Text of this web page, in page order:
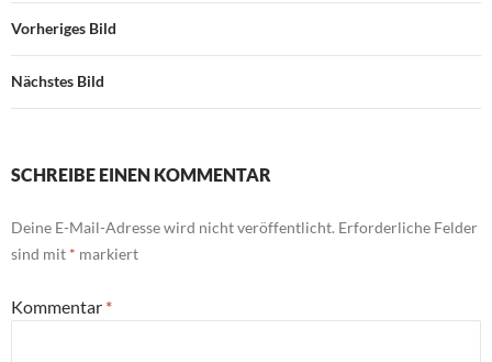
Vorheriges Bild
Nächstes Bild
SCHREIBE EINEN KOMMENTAR
Deine E-Mail-Adresse wird nicht veröffentlicht. Erforderliche Felder
sind mit * markiert
Kommentar *